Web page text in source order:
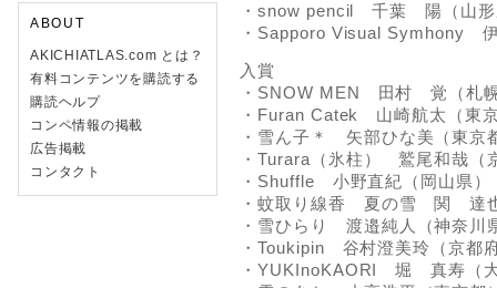
ABOUT
AKICHIATLAS.com とは？
有料コンテンツを購読する
購読ヘルプ
コンペ情報の掲載
広告掲載
コンタクト
・snow pencil 千葉 陽（山形
・Sapporo Visual Symhony
入賞
・SNOW MEN 田村 覚（札
・Furan Catek 山崎航太（東
・雪ん子＊ 矢部ひな美（東京
・Turara（氷柱） 鷲尾和哉（
・Shuffle 小野直紀（岡山県）
・蚊取り線香 夏の雪 関 達
・雪ひらり 渡邉純人（神奈川
・Toukipin 谷村澄美玲（京都
・YUKInoKAORI 堀 真寿（